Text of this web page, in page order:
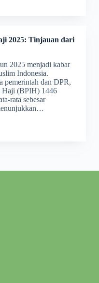
2025: Tinjauan dari
2025 menjadi kabar
Indonesia.
pemerintah dan DPR,
Haji (BPIH) 1446
rata sebesar